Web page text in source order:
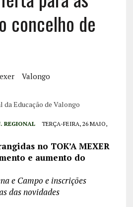
concelho de
Valongo
Educação de Valongo
REGIONAL
TERÇA-FEIRA, 26 MAIO,
no TOK’A MEXER
e aumento do
e Campo e inscrições
das novidades